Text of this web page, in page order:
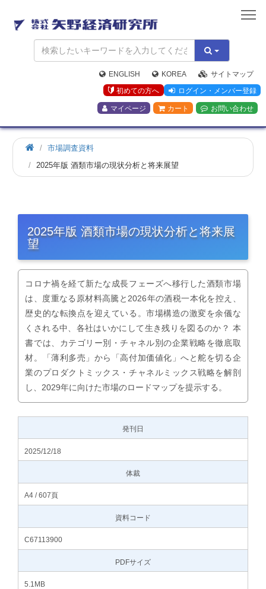
矢
野
経
済
研
究
所
ENGLISH KOREA
サイトマップ
初めての方へ
ログイン・メンバー登録
マイページ カート お問い合わせ
市場調査資料
2025年版 酒類市場の現状分析と将来展望
2025年版 酒類市場の現状分析と将来展
望
コロナ禍を経て新たな成長フェーズへ移行した酒類市場
は、度重なる原材料高騰と2026年の酒税一本化を控え、
歴史的な転換点を迎えている。市場構造の激変を余儀な
くされる中、各社はいかにして生き残りを図るのか？ 本
書では、カテゴリー別・チャネル別の企業戦略を徹底取
材。「薄利多売」から「高付加価値化」へと舵を切る企
業のプロダクトミックス・チャネルミックス戦略を解剖
し、2029年に向けた市場のロードマップを提示する。
発刊日
2025/12/18
体裁
A4 / 607頁
資料コード
C67113900
PDFサイズ
5.1MB